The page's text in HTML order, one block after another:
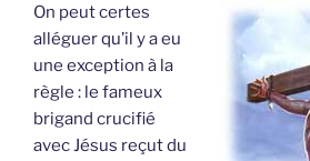
On peut certes
alléguer qu’il y a eu
une exception à la
règle : le fameux
brigand crucifié
avec Jésus reçut du